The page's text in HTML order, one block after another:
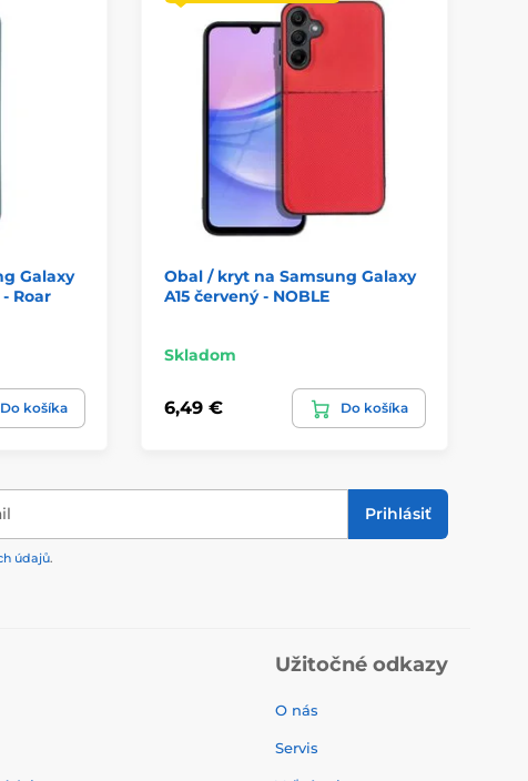
Galaxy
- Roar
Do košíka
Obal / kryt na Samsung Galaxy
A15 červený - NOBLE
Skladom
6,49 € Do košíka
Prihlásiť
údajů.
Užitočné odkazy
O nás
Servis